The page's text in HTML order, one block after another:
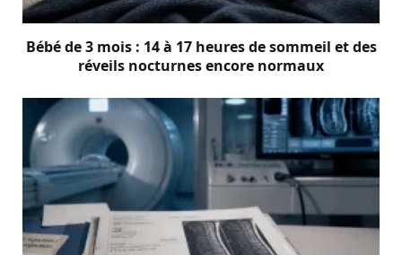
Bébé de 3 mois : 14 à 17 heures de sommeil et des
réveils nocturnes encore normaux